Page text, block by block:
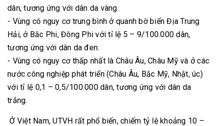
dân, tương ứng với dân da vàng.
- Vùng có nguy cơ trung bình ở quanh bờ biển Địa Trung
Hải, ở Bắc Phi, Đông Phi với tỉ lệ 5 – 9/100.000 dân,
tương ứng với dân da đen.
- Vùng có nguy cơ thấp nhất là Châu Âu, Châu Mỹ và ở các
nước công nghiệp phát triển (Châu Âu, Bắc Mỹ, Nhật, úc)
với tỉ lệ 0,1 – 0,5/100.000 dân, tương ứng với dân da
trắng.
Ở Việt Nam, UTVH rất phổ biến, chiếm tỷ lệ khoảng 10 –